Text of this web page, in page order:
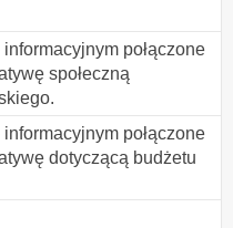
połączone
społeczną
połączone
dotyczącą budżetu